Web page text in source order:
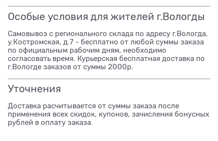
Особые условия для жителей г.Вологды
Самовывоз с регионального склада по адресу г.Вологда,
у.Костромская, д.7 - бесплатно от любой суммы заказа
по официальным рабочим дням, необходимо
согласовать время. Курьерская бесплатная доставка по
г.Вологде заказов от суммы 2000р.
Уточнения
Доставка расчитывается от суммы заказа после
применения всех скидок, купонов, зачисления бонусных
рублей в оплату заказа.